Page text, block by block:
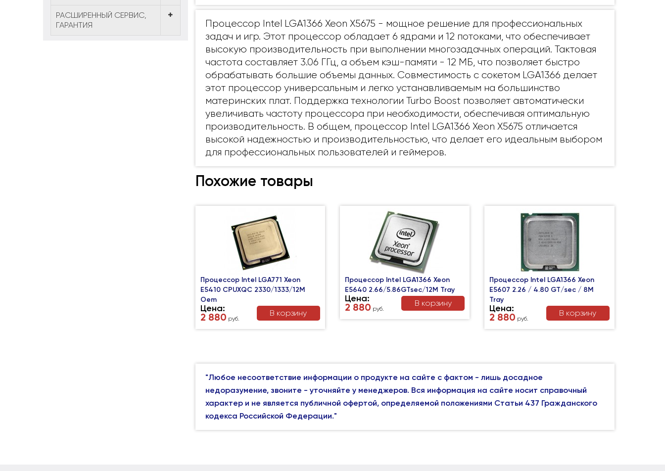
РАСШИРЕННЫЙ СЕРВИС,
ГАРАНТИЯ
Процессор Intel LGA1366 Xeon X5675 - мощное решение для профессиональных
задач и игр. Этот процессор обладает 6 ядрами и 12 потоками, что обеспечивает
высокую производительность при выполнении многозадачных операций. Тактовая
частота составляет 3.06 ГГц, а объем кэш-памяти - 12 МБ, что позволяет быстро
обрабатывать большие объемы данных. Совместимость с сокетом LGA1366 делает
этот процессор универсальным и легко устанавливаемым на большинство
материнских плат. Поддержка технологии Turbo Boost позволяет автоматически
увеличивать частоту процессора при необходимости, обеспечивая оптимальную
производительность. В общем, процессор Intel LGA1366 Xeon X5675 отличается
высокой надежностью и производительностью, что делает его идеальным выбором
для профессиональных пользователей и геймеров.
Похожие товары
Процессор Intel LGA771 Xeon
E5410 CPUXQC 2330/1333/12M
Oem
Цена:
2 880 руб.
В корзину
Процессор Intel LGA1366 Xeon
E5640 2.66/5.86GTsec/12M Tray
Цена:
2 880 руб.
В корзину
Процессор Intel LGA1366 Xeon
E5607 2.26 / 4.80 GT/sec / 8M
Tray
Цена:
2 880 руб.
В корзину
"Любое несоответствие информации о продукте на сайте с фактом - лишь досадное
недоразумение, звоните - уточняйте у менеджеров. Вся информация на сайте носит справочный
характер и не является публичной офертой, определяемой положениями Статьи 437 Гражданского
кодекса Российской Федерации."